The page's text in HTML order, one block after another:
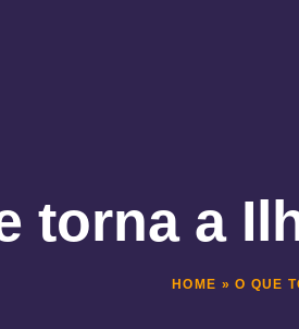
torna a
HOME »O QUE